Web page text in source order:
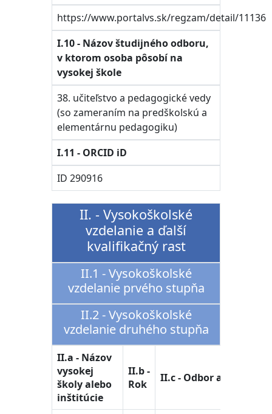
https://www.portalvs.sk/regzam/detail/11136
I.10 - Názov študijného odboru,
v ktorom osoba pôsobí na
vysokej škole
38. učiteľstvo a pedagogické vedy
(so zameraním na predškolskú a
elementárnu pedagogiku)
I.11 - ORCID iD
ID 290916
II. - Vysokoškolské
vzdelanie a ďalší
kvalifikačný rast
II.1 - Vysokoškolské
vzdelanie prvého stupňa
II.2 - Vysokoškolské
vzdelanie druhého stupňa
II.a - Názov
vysokej
školy alebo
inštitúcie
II.b -
Rok
II.c - Odbor a program